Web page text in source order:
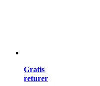
Gratis
returer